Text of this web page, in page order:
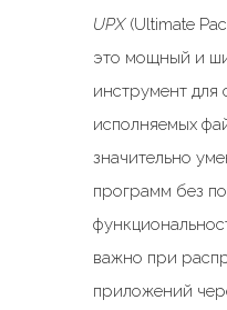
UPX(Ultimate
это мощный и
инструмент для
исполняемых
значительно
программ без
важно при
приложений